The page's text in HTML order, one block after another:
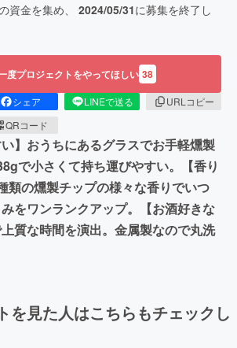
資金を集め、 2024/05/31に募集を終了し
度プロジェクトをやってほしい 38
シェア LINEで送る
URLコピー
QRコード
い】おうちにあるグラスでお手軽燻製
で小さくて持ち運びやすい。【香り
類の燻製チップの様々な香りでいつ
をワンランクアップ。【お酒好きな
質な時間を演出。金属製なので丸洗
を見た人はこちらもチェックし